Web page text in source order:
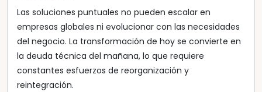
Las soluciones puntuales no pueden escalar en
empresas globales ni evolucionar con las necesidades
del negocio. La transformación de hoy se convierte en
la deuda técnica del mañana, lo que requiere
constantes esfuerzos de reorganización y
reintegración.